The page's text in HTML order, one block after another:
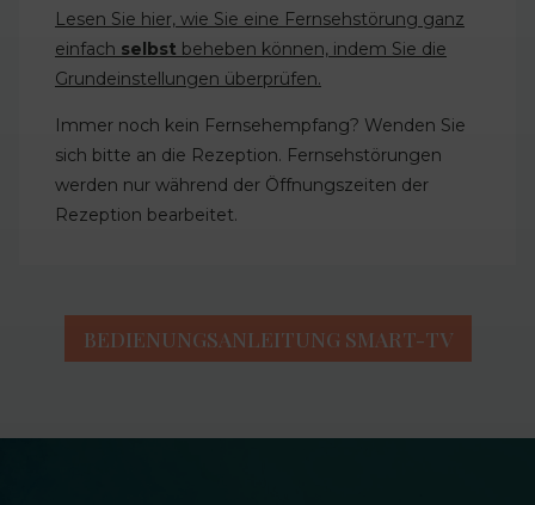
Lesen Sie hier, wie Sie eine Fernsehstörung ganz
einfach selbst beheben können, indem Sie die
Grundeinstellungen überprüfen.
Immer noch kein Fernsehempfang? Wenden Sie
sich bitte an die Rezeption. Fernsehstörungen
werden nur während der Öffnungszeiten der
Rezeption bearbeitet.
BEDIENUNGSANLEITUNG SMART-TV